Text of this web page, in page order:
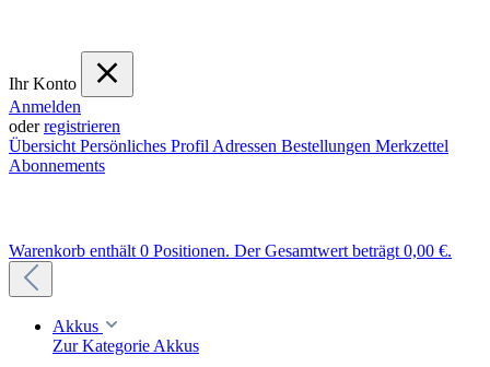
Ihr Konto
Anmelden
oderregistrieren
Übersicht Persönliches Profil Adressen Bestellungen Merkzettel
Abonnements
Warenkorb enthält 0 Positionen. Der Gesamtwert beträgt 0,00 €.
Akkus
Zur Kategorie Akkus